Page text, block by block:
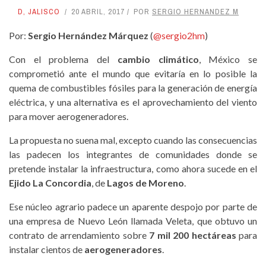
D, JALISCO 20 ABRIL, 2017 POR SERGIO HERNANDEZ M
Por: Sergio Hernández Márquez (@sergio2hm)
Con el problema del cambio climático, México se
comprometió ante el mundo que evitaría en lo posible la
quema de combustibles fósiles para la generación de energía
eléctrica, y una alternativa es el aprovechamiento del viento
para mover aerogeneradores.
La propuesta no suena mal, excepto cuando las consecuencias
las padecen los integrantes de comunidades donde se
pretende instalar la infraestructura, como ahora sucede en el
Ejido La Concordia, de Lagos de Moreno.
Ese núcleo agrario padece un aparente despojo por parte de
una empresa de Nuevo León llamada Veleta, que obtuvo un
contrato de arrendamiento sobre 7 mil 200 hectáreas para
instalar cientos de aerogeneradores.